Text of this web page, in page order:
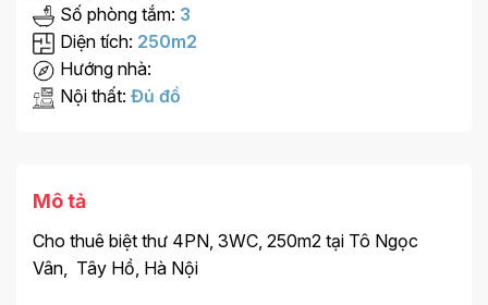
Số phòng tắm: 3
Diện tích: 250m2
Hướng nhà:
Nội thất: Đủ đồ
Mô tả
Cho thuê biệt thư 4PN, 3WC, 250m2 tại Tô Ngọc
Vân, Tây Hồ, Hà Nội